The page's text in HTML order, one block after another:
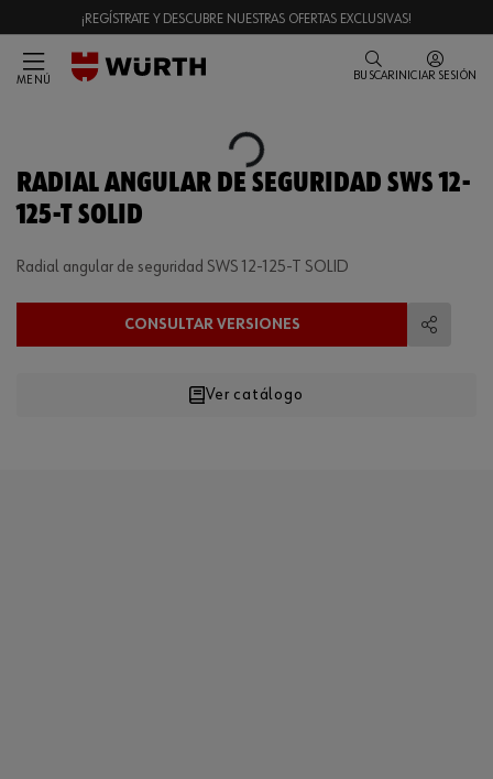
¡REGÍSTRATE Y DESCUBRE NUESTRAS OFERTAS EXCLUSIVAS!
MENÚ BUSCAR INICIAR SESIÓN
Loading...
RADIAL ANGULAR DE SEGURIDAD SWS 12-
125-T SOLID
Radial angular de seguridad SWS 12-125-T SOLID
CONSULTAR VERSIONES
Ver catálogo